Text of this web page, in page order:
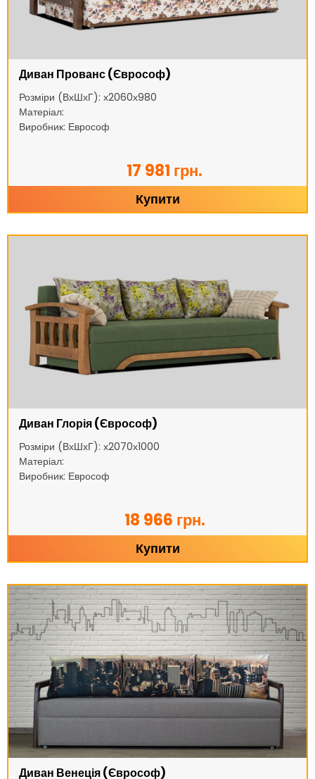
Диван Прованс (Єврософ)
Розміри (ВхШхГ): х2060х980
Матеріал:
Виробник: Еврософ
17 981 грн.
Купити
Диван Глорія (Єврософ)
Розміри (ВхШхГ): х2070х1000
Матеріал:
Виробник: Еврософ
18 966 грн.
Купити
Диван Венеція (Єврософ)